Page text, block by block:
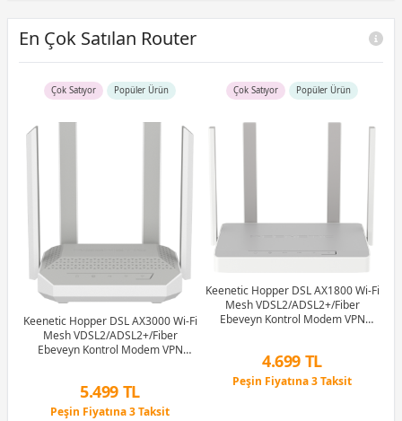
En Çok Satılan Router
Çok Satıyor Popüler Ürün
Keenetic Hopper DSL AX3000 Wi-Fi
Mesh VDSL2/ADSL2+/Fiber
Ebeveyn Kontrol Modem VPN
5.499 TL
Peşin Fiyatına 3 Taksit
Çok Satıyor Popüler Ürün
Keenetic Hopper DSL AX1800 Wi-Fi
Mesh VDSL2/ADSL2+/Fiber
Ebeveyn Kontrol Modem VPN
4.699 TL
Peşin Fiyatına 3 Taksit